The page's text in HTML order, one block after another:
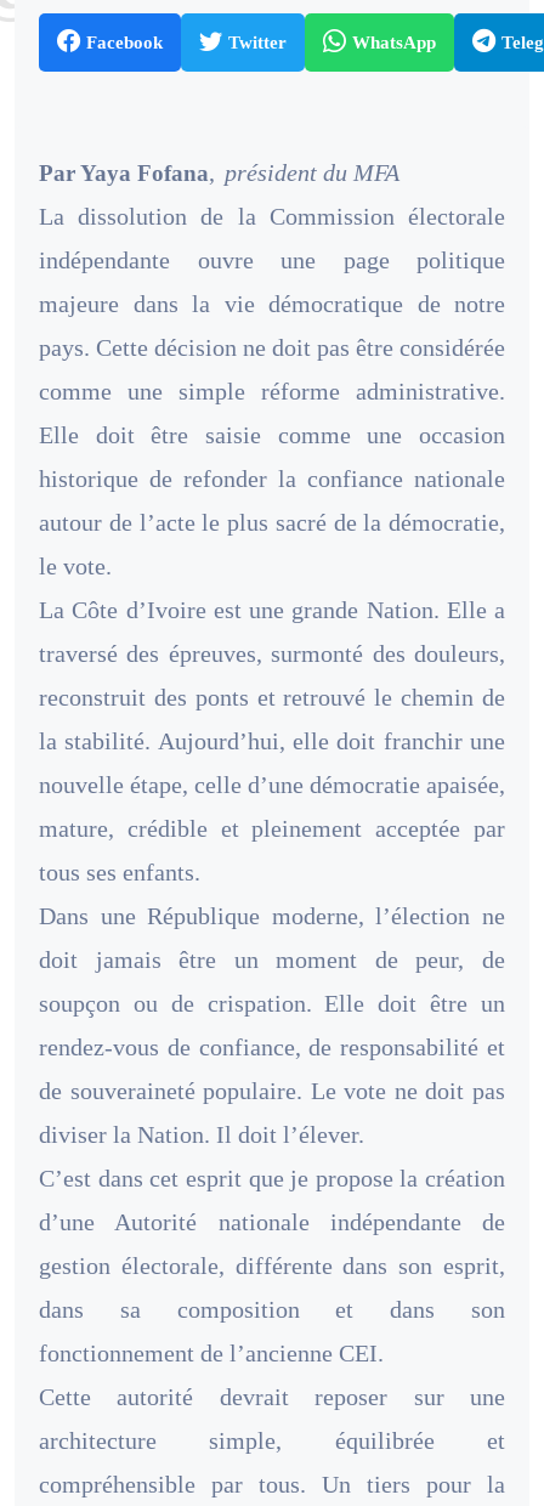
Facebook Twitter WhatsApp
ParYaya Fofana, président du MFA
La dissolution de la Commission électorale
indépendante ouvre une page politique
majeure dans la vie démocratique de notre
pays. Cette décision ne doit pas être considérée
comme une simple réforme administrative.
Elle doit être saisie comme une occasion
historique de refonder la confiance nationale
autour de l’acte le plus sacré de la démocratie,
le vote.
La Côte d’Ivoire est une grande Nation. Elle a
traversé des épreuves, surmonté des douleurs,
reconstruit des ponts et retrouvé le chemin de
la stabilité. Aujourd’hui, elle doit franchir une
nouvelle étape, celle d’une démocratie apaisée,
mature, crédible et pleinement acceptée par
tous ses enfants.
Dans une République moderne, l’élection ne
doit jamais être un moment de peur, de
soupçon ou de crispation. Elle doit être un
rendez-vous de confiance, de responsabilité et
de souveraineté populaire. Le vote ne doit pas
diviser la Nation. Il doit l’élever.
C’est dans cet esprit que je propose la création
d’une Autorité nationale indépendante de
gestion électorale, différente dans son esprit,
dans sa composition et dans son
fonctionnement de l’ancienne CEI.
Cette autorité devrait reposer sur une
architecture simple, équilibrée et
compréhensible par tous. Un tiers pour la